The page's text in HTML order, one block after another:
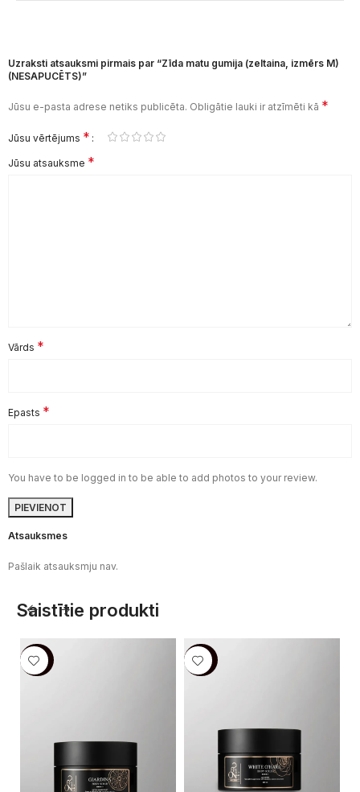
Atsauksmes
Pašlaik atsauksmju nav.
Uzraksti atsauksmi pirmais par “Zīda matu gumija (zeltaina, izmērs M)
(NESAPUCĒTS)”
Jūsu e-pasta adrese netiks publicēta. Obligātie lauki ir atzīmēti kā *
Jūsu vērtējums *
Jūsu atsauksme *
Vārds *
Epasts *
You have to be logged in to be able to add photos to your review.
Saistītie produkti
-40% -40%